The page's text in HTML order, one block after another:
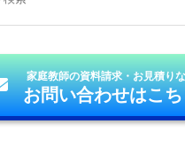
家庭教師の資料請求・お見積り
お問い合わせはこ